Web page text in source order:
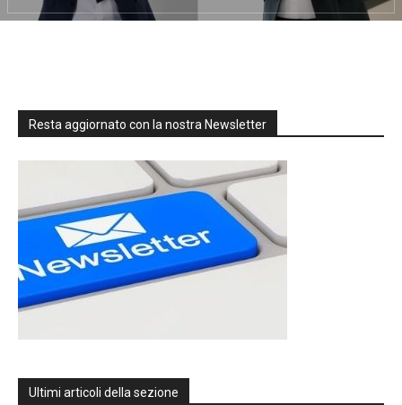
Resta aggiornato con la nostra Newsletter
Ultimi articoli della sezione